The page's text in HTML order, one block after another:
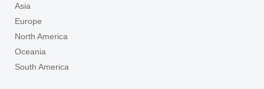
Asia
Europe
North America
Oceania
South America